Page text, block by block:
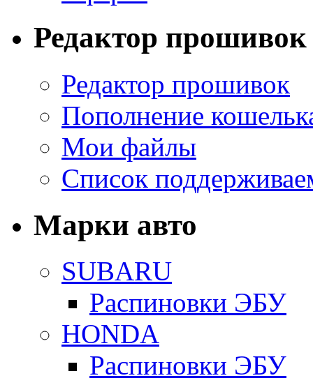
Редактор прошивок
Редактор прошивок
Пополнение
Мои файлы
Список
Марки авто
SUBARU
Распиновки ЭБУ
HONDA
Распиновки ЭБУ